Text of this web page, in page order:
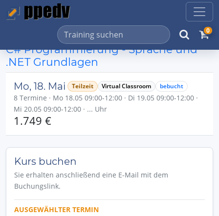
0
C# Programmierung - Sprache und
.NET Grundlagen
Mo, 18. Mai Teilzeit Virtual Classroom bebucht
8 Termine · Mo 18.05 09:00-12:00 · Di 19.05 09:00-12:00 ·
Mi 20.05 09:00-12:00 · ... Uhr
1.749 €
Kurs buchen
Sie erhalten anschließend eine E-Mail mit dem
Buchungslink.
AUSGEWÄHLTER TERMIN